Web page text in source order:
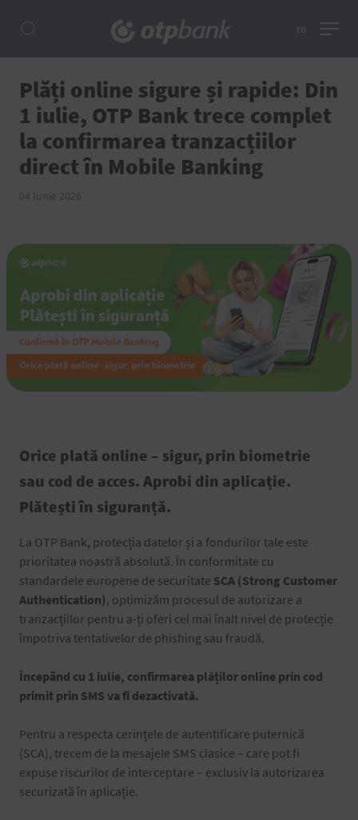
ro
Plăți online sigure și rapide: Din
1 iulie, OTP Bank trece complet
la confirmarea tranzacțiilor
direct în Mobile Banking
04 Iunie 2026
Orice plată online – sigur, prin biometrie
sau cod de acces. Aprobi din aplicație.
Plătești în siguranță.
La OTP Bank, protecția datelor și a fondurilor tale este
prioritatea noastră absolută. În conformitate cu
standardele europene de securitate SCA (Strong Customer
Authentication), optimizăm procesul de autorizare a
tranzacțiilor pentru a-ți oferi cel mai înalt nivel de protecție
împotriva tentativelor de phishing sau fraudă.
Începând cu 1 iulie, confirmarea plăților online prin cod
primit prin SMS va fi dezactivată.
Pentru a respecta cerințele de autentificare puternică
(SCA), trecem de la mesajele SMS clasice – care pot fi
expuse riscurilor de interceptare – exclusiv la autorizarea
securizată în aplicație.